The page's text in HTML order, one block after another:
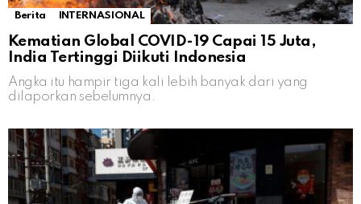
Berita INTERNASIONAL
Kematian Global COVID-19 Capai 15 Juta,
India Tertinggi Diikuti Indonesia
Angka itu hampir tiga kali lebih banyak dari yang
dilaporkan sebelumnya.